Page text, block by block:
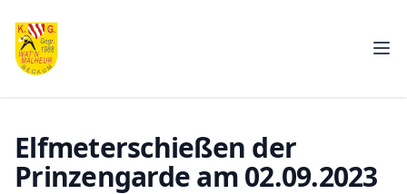
K.G. Wat'n Malheur e.V.
Elfmeterschießen der
Prinzengarde am 02.09.2023